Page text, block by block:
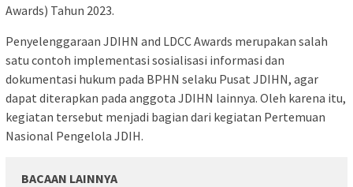
Awards) Tahun 2023.
Penyelenggaraan JDIHN and LDCC Awards merupakan salah
satu contoh implementasi sosialisasi informasi dan
dokumentasi hukum pada BPHN selaku Pusat JDIHN, agar
dapat diterapkan pada anggota JDIHN lainnya. Oleh karena itu,
kegiatan tersebut menjadi bagian dari kegiatan Pertemuan
Nasional Pengelola JDIH.
BACAAN LAINNYA